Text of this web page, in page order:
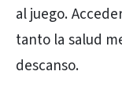
al juego.
tanto la salud
descanso.